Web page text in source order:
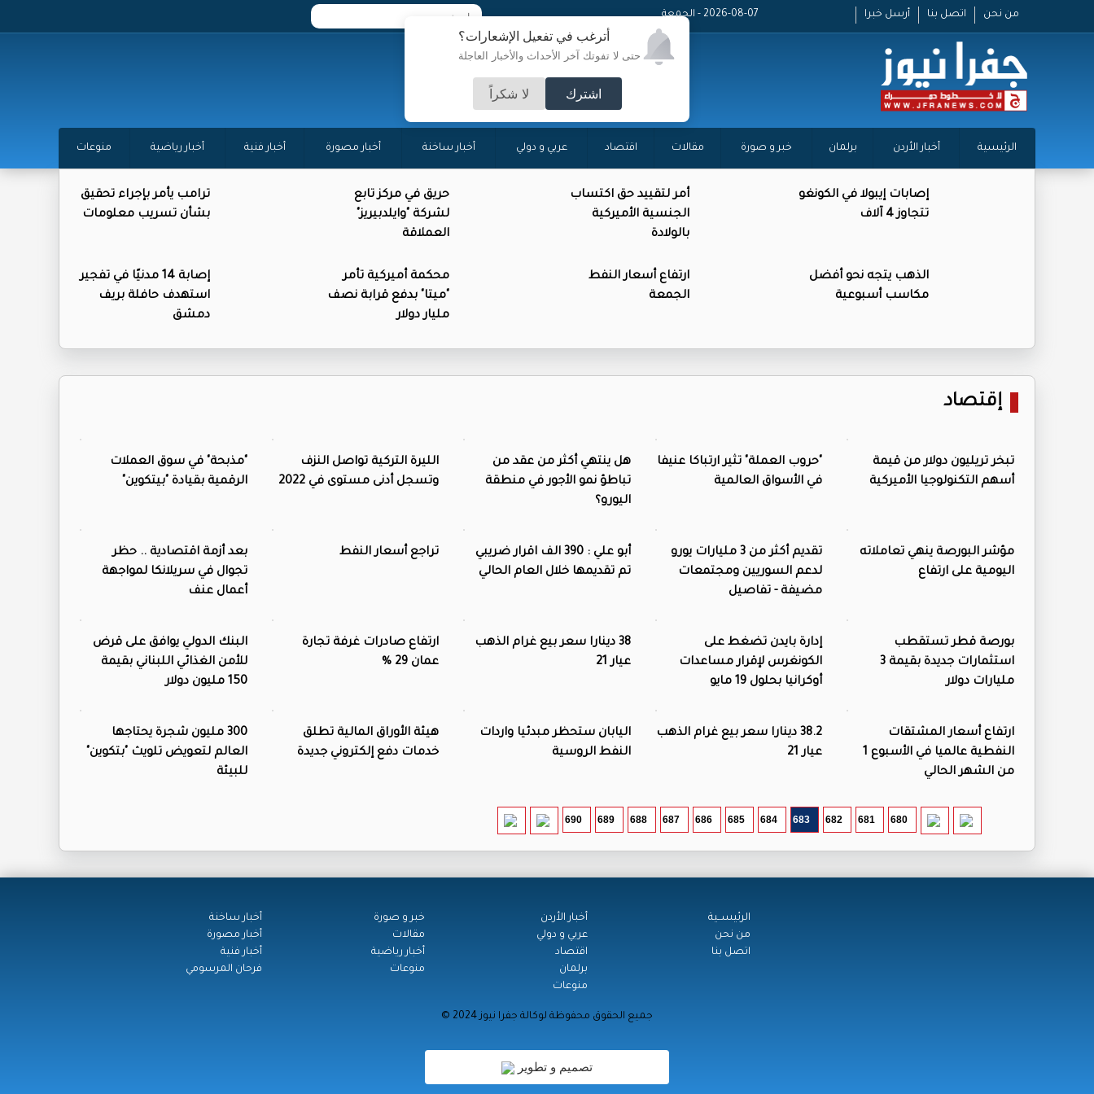
أترغب في تفعيل الإشعارات؟
حتى لا تفوتك آخر الأحداث والأخبار العاجلة
اشترك لا شكراً
من نحن اتصل بنا أرسل خبرا 2026-08-07 - الجمعة
الرئيسية أخبار الأردن برلمان خبر و صورة مقالات اقتصاد عربي و دولي أخبار ساخنة أخبار مصورة أخبار فنية أخبار رياضية منوعات
إصابات إيبولا في الكونغو
تتجاوز 4 آلاف
أمر لتقييد حق اكتساب
الجنسية الأميركية
بالولادة
حريق في مركز تابع
لشركة "وايلدبيريز"
العملاقة
ترامب يأمر بإجراء تحقيق
بشأن تسريب معلومات
الذهب يتجه نحو أفضل
مكاسب أسبوعية
ارتفاع أسعار النفط
الجمعة
محكمة أميركية تأمر
"ميتا" بدفع قرابة نصف
مليار دولار
إصابة 14 مدنيًا في تفجير
استهدف حافلة بريف
دمشق
إقتصاد
تبخر تريليون دولار من قيمة
أسهم التكنولوجيا الأميركية
"حروب العملة" تثير ارتباكا عنيفا
في الأسواق العالمية
هل ينتهي أكثر من عقد من
تباطؤ نمو الأجور في منطقة
اليورو؟
الليرة التركية تواصل النزف
وتسجل أدنى مستوى في 2022
"مذبحة" في سوق العملات
الرقمية بقيادة "بيتكوين"
مؤشر البورصة ينهي تعاملاته
اليومية على ارتفاع
تقديم أكثر من 3 مليارات يورو
لدعم السوريين ومجتمعات
مضيفة - تفاصيل
أبو علي : 390 الف اقرار ضريبي
تم تقديمها خلال العام الحالي
تراجع أسعار النفط
بعد أزمة اقتصادية .. حظر
تجوال في سريلانكا لمواجهة
أعمال عنف
بورصة قطر تستقطب
استثمارات جديدة بقيمة 3
مليارات دولار
إدارة بايدن تضغط على
الكونغرس لإقرار مساعدات
أوكرانيا بحلول 19 مايو
38 دينارا سعر بيع غرام الذهب
عيار 21
ارتفاع صادرات غرفة تجارة
عمان 29 %
البنك الدولي يوافق على قرض
للأمن الغذائي اللبناني بقيمة
150 مليون دولار
ارتفاع أسعار المشتقات
النفطية عالميا في الأسبوع 1
من الشهر الحالي
38.2 دينارا سعر بيع غرام الذهب
عيار 21
اليابان ستحظر مبدئيا واردات
النفط الروسية
هيئة الأوراق المالية تطلق
خدمات دفع إلكتروني جديدة
300 مليون شجرة يحتاجها
العالم لتعويض تلويث "بتكوين"
للبيئة
680
681
682
683
684
685
686
687
688
689
690
الرئيســية
من نحن
اتصل بنا
أخبار الأردن
عربي و دولي
اقتصاد
برلمان
منوعات
خبر و صورة
مقالات
أخبار رياضية
منوعات
أخبار ساخنة
أخبار مصورة
أخبار فنية
فرحان المرسومي
© جميع الحقوق محفوظة لوكالة جفرا نيوز 2024
تصميم و تطوير